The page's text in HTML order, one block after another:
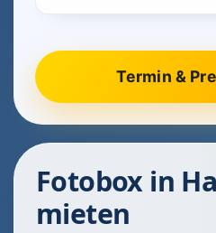
Fotobox in
mieten